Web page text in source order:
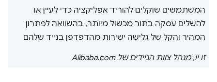
המשתמשים שוקלים להוריד אפליקציה כדי לעיין או
להשלים עסקה בתור מכשול מיותר, בהשוואה לפתרון
המהיר והקל של גלישה ישירות מהדפדפן בנייד שלהם
זו יו, מנהל צוות הניידים של Alibaba.com